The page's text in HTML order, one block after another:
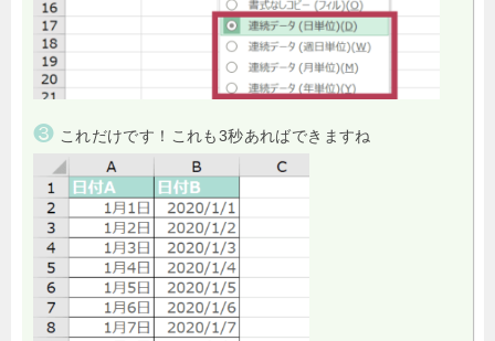
❸ これだけです！これも3秒あればできますね